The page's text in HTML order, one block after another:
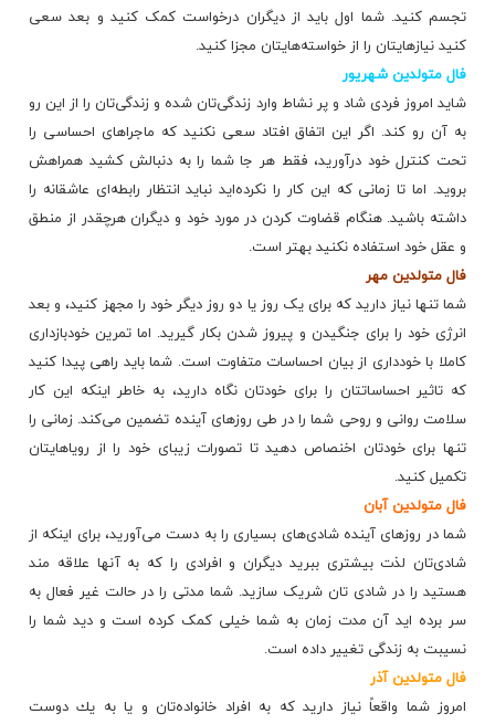
تجسم کنید. شما اول باید از دیگران درخواست کمک کنید و بعد سعی
کنید نیازهایتان را از خواسته‌هایتان مجزا کنید.
فال متولدین شهریور
شاید امروز فردی شاد و پر نشاط وارد زندگی‌تان شده و زندگی‌تان را از این رو
به آن رو كند. اگر این اتفاق افتاد سعی نكنید كه ماجراهای احساسی را
تحت كنترل خود درآورید، فقط هر جا شما را به دنبالش كشید همراهش
بروید. اما تا زمانی كه این كار را نكرده‌اید نباید انتظار رابطه‌ای عاشقانه را
داشته باشید. هنگام قضاوت كردن در مورد خود و دیگران هرچقدر از منطق
و عقل خود استفاده نكنید بهتر است.
فال متولدین مهر
شما تنها نیاز دارید که برای یک روز یا دو روز دیگر خود را مجهز کنید، و بعد
انرژی خود را برای جنگیدن و پیروز شدن بکار گیرید. اما تمرین خودبازداری
کاملا با خودداری از بیان احساسات متفاوت است. شما باید راهی پیدا کنید
که تاثیر احساساتتان را برای خودتان نگاه دارید، به خاطر اینکه این کار
سلامت روانی و روحی شما را در طی روزهای آینده تضمین می‌کند. زمانی را
تنها برای خودتان اخنصاص دهید تا تصورات زیبای خود را از رویاهایتان
تکمیل کنید.
فال متولدین آبان
شما در روزهای آینده شادی‌های بسیاری را به دست می‌آورید، برای اینکه از
شادی‌تان لذت بیشتری ببرید دیگران و افرادی را که به آنها علاقه مند
هستید را در شادی تان شریک سازید. شما مدتی را در حالت غیر فعال به
سر برده اید آن مدت زمان به شما خیلی کمک کرده است و دید شما را
نسیبت به زندگی تغییر داده است.
فال متولدین آذر
امروز شما واقعاً نیاز دارید كه به افراد خانواده‌تان و یا به یك دوست